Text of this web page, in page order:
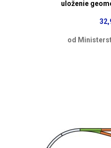
uloženie
od